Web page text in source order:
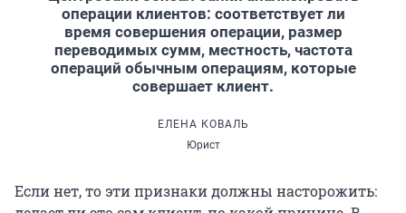
операции клиентов: соответствует ли
время совершения операции, размер
переводимых сумм, местность, частота
операций обычным операциям, которые
совершает клиент.
ЕЛЕНА КОВАЛЬ
Юрист
Если нет, то эти признаки должны насторожить: